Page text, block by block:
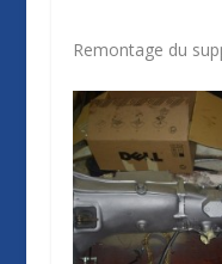
Remontage du